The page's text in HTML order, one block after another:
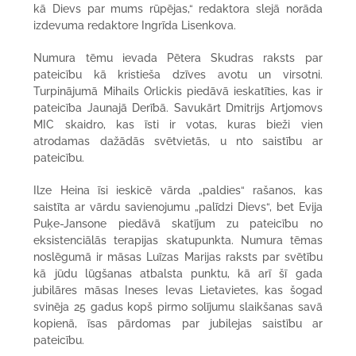
kā Dievs par mums rūpējas,“ redaktora slejā norāda
izdevuma redaktore Ingrīda Lisenkova.
Numura tēmu ievada Pētera Skudras raksts par
pateicību kā kristieša dzīves avotu un virsotni.
Turpinājumā Mihails Orlickis piedāvā ieskatīties, kas ir
pateicība Jaunajā Derībā. Savukārt Dmitrijs Artjomovs
MIC skaidro, kas īsti ir votas, kuras bieži vien
atrodamas dažādās svētvietās, u nto saistību ar
pateicību.
Ilze Heina īsi ieskicē vārda „paldies“ rašanos, kas
saistīta ar vārdu savienojumu „palīdzi Dievs“, bet Evija
Puķe-Jansone piedāvā skatījum zu pateicību no
eksistenciālās terapijas skatupunkta. Numura tēmas
noslēgumā ir māsas Luīzas Marijas raksts par svētību
kā jūdu lūgšanas atbalsta punktu, kā arī šī gada
jubilāres māsas Ineses Ievas Lietavietes, kas šogad
svinēja 25 gadus kopš pirmo solījumu slaikšanas savā
kopienā, īsas pārdomas par jubilejas saistību ar
pateicību.